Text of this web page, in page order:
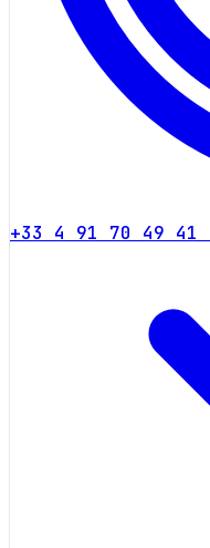
+33 4 91 70 49 41